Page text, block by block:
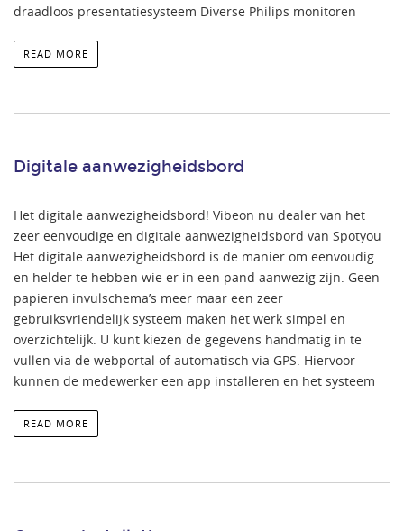
draadloos presentatiesysteem Diverse Philips monitoren
READ MORE
Digitale aanwezigheidsbord
Het digitale aanwezigheidsbord! Vibeon nu dealer van het
zeer eenvoudige en digitale aanwezigheidsbord van Spotyou
Het digitale aanwezigheidsbord is de manier om eenvoudig
en helder te hebben wie er in een pand aanwezig zijn. Geen
papieren invulschema’s meer maar een zeer
gebruiksvriendelijk systeem maken het werk simpel en
overzichtelijk. U kunt kiezen de gegevens handmatig in te
vullen via de webportal of automatisch via GPS. Hiervoor
kunnen de medewerker een app installeren en het systeem
READ MORE